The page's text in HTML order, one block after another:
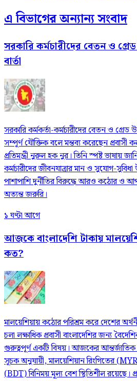
এ বিভাগের অন্যান্য সংবাদ
সরকারি কর্মচারীদের বেতন ও গ্রেড
বার্তা
সরকারি কর্মকর্তা-কর্মচারীদের বেতন ও গ্রেড
সম্পূর্ণ যৌক্তিক বলে মন্তব্য করেছেন প্রবাসী
প্রতিমন্ত্রী নুরুল হক নুর। তিনি স্পষ্ট ভাষায়
কর্মচারীদের জীবনযাত্রার মান ও সুযোগ-
পাশাপাশি দুর্নীতির বিরুদ্ধে আরও কঠোর ও
অত্যন্ত জরুরি।
১ ঘণ্টা আগে
আজকে বাংলাদেশি টাকায়
কত?
মালয়েশিয়ায় কঠোর পরিশ্রম করে দেশের
চলা লক্ষাধিক প্রবাসী বাংলাদেশির জন্য
গুরুত্বপূর্ণ একটি বিষয়। আজকের আন্তর্জাতিক
সূচক অনুযায়ী, মালয়েশিয়ান রিংগিতের
(BDT) বিনিময় মূল্য বেশ স্থিতিশীল রয়েছে।